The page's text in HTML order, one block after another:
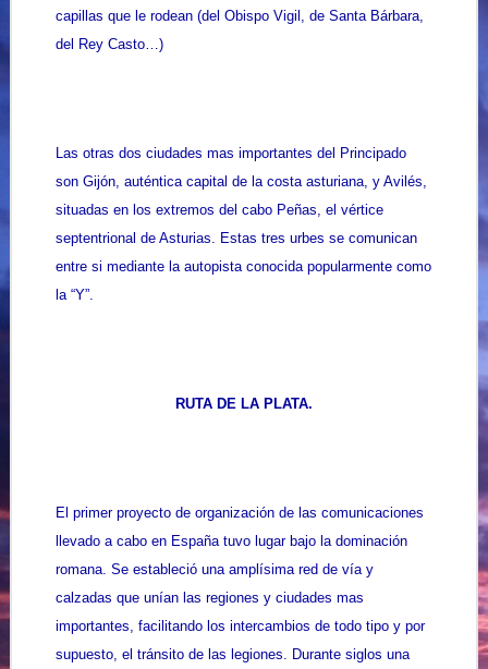
capillas que le rodean (del Obispo Vigil, de Santa Bárbara,
del Rey Casto…)
Las otras dos ciudades mas importantes del Principado
son Gijón, auténtica capital de la costa asturiana, y Avilés,
situadas en los extremos del cabo Peñas, el vértice
septentrional de Asturias. Estas tres urbes se comunican
entre si mediante la autopista conocida popularmente como
la “Y”.
RUTA DE LA PLATA.
El primer proyecto de organización de las comunicaciones
llevado a cabo en España tuvo lugar bajo la dominación
romana. Se estableció una amplísima red de vía y
calzadas que unían las regiones y ciudades mas
importantes, facilitando los intercambios de todo tipo y por
supuesto, el tránsito de las legiones. Durante siglos una